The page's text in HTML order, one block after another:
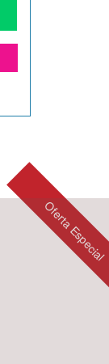
Oferta Especial